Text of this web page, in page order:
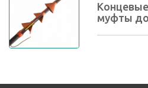
муфты